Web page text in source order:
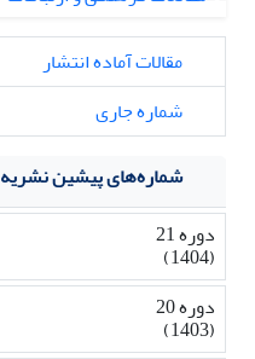
مقالات آماده انتشار
شماره جاری
شماره‌های پیشین نشریه
دوره 21
(1404)
دوره 20
(1403)